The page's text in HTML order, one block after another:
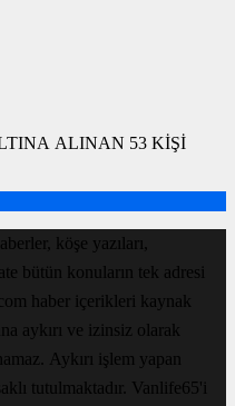
ALINAN 53 KİŞİ
köşe yazıları,
bütün konuların tek adresi
haber içerikleri kaynak
aykırı ve izinsiz olarak
Aykırı işlem yapan
tutulmaktadır. Vanlife65'i